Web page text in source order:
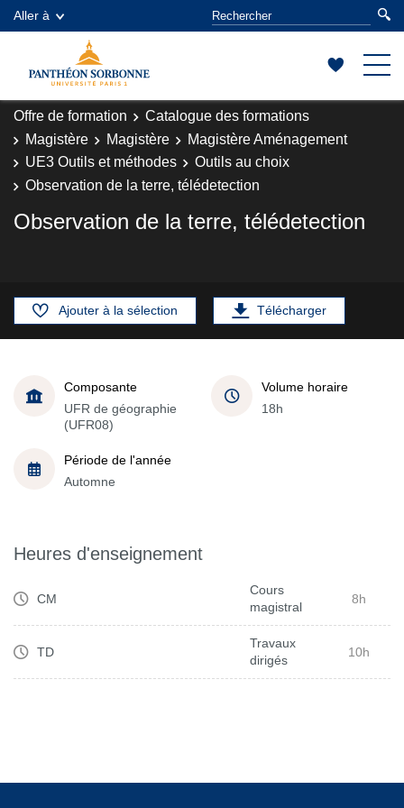
Aller à
Offre de formation
Catalogue des formations
Magistère
Magistère
Magistère Aménagement
UE3 Outils et méthodes
Outils au choix
Observation de la terre, télédetection
Observation de la terre, télédetection
Ajouter à la sélection Télécharger
Composante
UFR de géographie
(UFR08)
Volume horaire
18h
Période de l'année
Automne
Heures d'enseignement
CM
Cours
magistral
8h
TD
Travaux
dirigés
10h